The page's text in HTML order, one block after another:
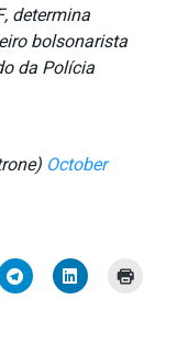
determina
bolsonarista
da Polícia
October